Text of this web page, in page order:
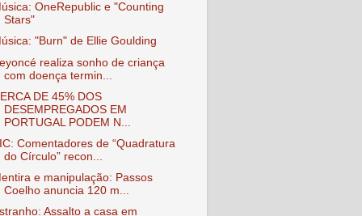
OneRepublic e "Counting
Stars"
"Burn" de Ellie Goulding
realiza sonho de criança
com doença termin...
DE 45% DOS
DESEMPREGADOS EM
PORTUGAL PODEM N...
Comentadores de “Quadratura
do Círculo” recon...
e manipulação: Passos
Coelho anuncia 120 m...
Assalto a casa em